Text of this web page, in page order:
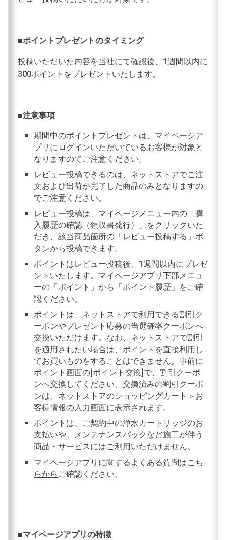
■ポイントプレゼントのタイミング
投稿いただいた内容を当社にて確認後、1週間以内に
300ポイントをプレゼントいたします。
■注意事項
期間中のポイントプレゼントは、マイページア
プリにログインいただいているお客様が対象と
なりますのでご注意ください。
レビュー投稿できるのは、ネットストアでご注
文および出荷が完了した商品のみとなりますの
でご注意ください。
レビュー投稿は、マイページメニュー内の「購
入履歴の確認（領収書発行）」をクリックいた
だき、該当商品箇所の「レビュー投稿する」ボ
タンから投稿できます。
ポイントはレビュー投稿後、1週間以内にプレゼ
ントいたします。マイページアプリ下部メニュ
ーの「ポイント」から「ポイント履歴」をご確
認ください。
ポイントは、ネットストアで利用できる割引ク
ーポンやプレゼント応募の当選確率クーポンへ
交換いただけます。なお、ネットストアで割引
を適用されたい場合は、ポイントを直接利用し
てお買いものをすることはできません。事前に
ポイント画面の[ポイント交換]で、割引クーポ
ンへ交換してください。交換済みの割引クーポ
ンは、ネットストアのショッピングカート＞お
客様情報の入力画面に表示されます。
ポイントは、ご契約中の浄水カートリッジのお
支払いや、メンテナンスパックなど施工が伴う
商品・サービスにはご利用いただけません。
マイページアプリに関する よくある質問はこち
らから ご確認ください。
■マイページアプリの特徴